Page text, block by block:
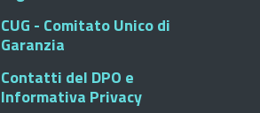
CUG - Comitato Unico di
Garanzia
Contatti del DPO e
Informativa Privacy